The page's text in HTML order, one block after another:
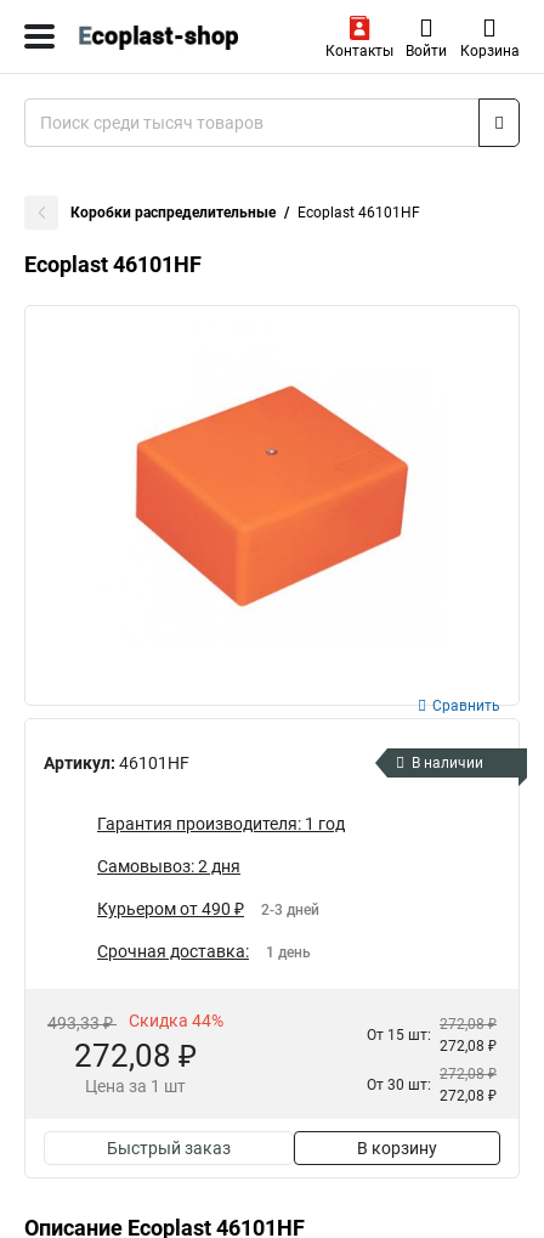
Контакты Войти Корзина
Коробки распределительные Ecoplast 46101HF
Ecoplast 46101HF
Артикул: 46101HF
Сравнить
В наличии
Гарантия производителя: 1 год
Самовывоз: 2 дня
Курьером от 490 ₽ 2-3 дней
Срочная доставка: 1 день
493,33 ₽ Скидка 44%
272,08 ₽
Цена за 1 шт
От 15 шт:
272,08 ₽
272,08 ₽
От 30 шт:
272,08 ₽
272,08 ₽
Быстрый заказ В корзину
Описание Ecoplast 46101HF